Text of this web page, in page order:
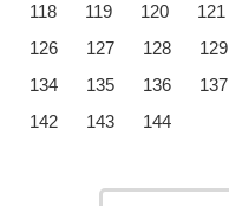
118
119 120 121
126
127 128 129
134
135 136 137
142
143 144